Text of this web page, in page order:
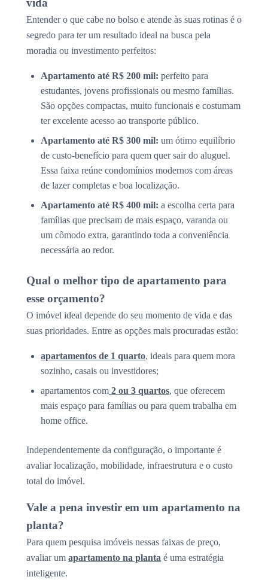
vida
Entender o que cabe no bolso e atende às suas rotinas é o
segredo para ter um resultado ideal na busca pela
moradia ou investimento perfeitos:
Apartamento até R$ 200 mil: perfeito para
estudantes, jovens profissionais ou mesmo famílias.
São opções compactas, muito funcionais e costumam
ter excelente acesso ao transporte público.
Apartamento até R$ 300 mil: um ótimo equilíbrio
de custo-benefício para quem quer sair do aluguel.
Essa faixa reúne condomínios modernos com áreas
de lazer completas e boa localização.
Apartamento até R$ 400 mil: a escolha certa para
famílias que precisam de mais espaço, varanda ou
um cômodo extra, garantindo toda a conveniência
necessária ao redor.
Qual o melhor tipo de apartamento para
esse orçamento?
O imóvel ideal depende do seu momento de vida e das
suas prioridades. Entre as opções mais procuradas estão:
apartamentos de 1 quarto, ideais para quem mora
sozinho, casais ou investidores;
apartamentos com 2 ou 3 quartos, que oferecem
mais espaço para famílias ou para quem trabalha em
home office.
Independentemente da configuração, o importante é
avaliar localização, mobilidade, infraestrutura e o custo
total do imóvel.
Vale a pena investir em um apartamento na
planta?
Para quem pesquisa imóveis nessas faixas de preço,
avaliar um apartamento na planta é uma estratégia
inteligente.